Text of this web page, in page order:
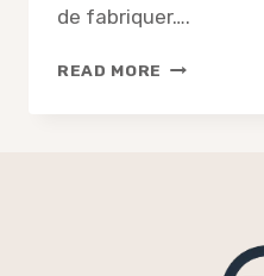
de fabriquer….
READ MORE DÉCOUVREZ
NOUVELLE